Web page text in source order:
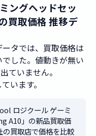
ングヘッドセッ
買取価格 推移デ
タでは、買取価格は
した。値動きが無い
ていません。
ています。
ロジクール ゲーミ
A10」の新品買取価
買取店で価格を比較